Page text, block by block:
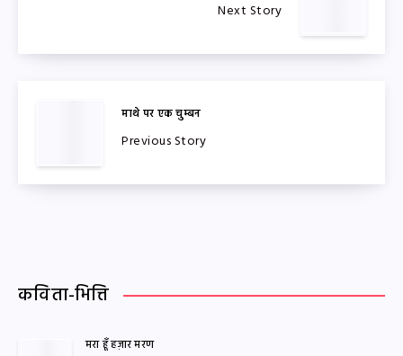
Next Story
माथे पर एक चुम्बन
Previous Story
कविता-भित्ति
मरा हूँ हज़ार मरण